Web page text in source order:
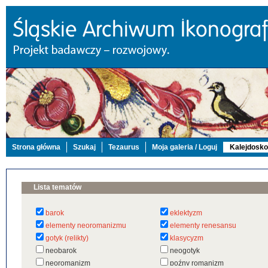
Strona główna Szukaj Tezaurus Moja galeria / Loguj
Lista tematów
barok
eklektyzm
elementy neoromanizmu
elementy renesansu
gotyk (relikty)
klasycyzm
neobarok
neogotyk
neoromanizm
poźny romanizm